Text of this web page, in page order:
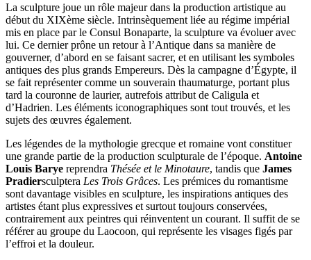
La sculpture joue un rôle majeur dans la production artistique au
début du XIXème siècle. Intrinsèquement liée au régime impérial
mis en place par le Consul Bonaparte, la sculpture va évoluer avec
lui. Ce dernier prône un retour à l’Antique dans sa manière de
gouverner, d’abord en se faisant sacrer, et en utilisant les symboles
antiques des plus grands Empereurs. Dès la campagne d’Égypte, il
se fait représenter comme un souverain thaumaturge, portant plus
tard la couronne de laurier, autrefois attribut de Caligula et
d’Hadrien. Les éléments iconographiques sont tout trouvés, et les
sujets des œuvres également.
Les légendes de la mythologie grecque et romaine vont constituer
une grande partie de la production sculpturale de l’époque. Antoine
Louis Barye reprendra Thésée et le Minotaure, tandis que James
Pradiersculptera Les Trois Grâces. Les prémices du romantisme
sont davantage visibles en sculpture, les inspirations antiques des
artistes étant plus expressives et surtout toujours conservées,
contrairement aux peintres qui réinventent un courant. Il suffit de se
référer au groupe du Laocoon, qui représente les visages figés par
l’effroi et la douleur.